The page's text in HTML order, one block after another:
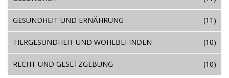
GESUNDHEIT UND ERNÄHRUNG (11)
TIERGESUNDHEIT UND WOHLBEFINDEN (10)
RECHT UND GESETZGEBUNG (10)